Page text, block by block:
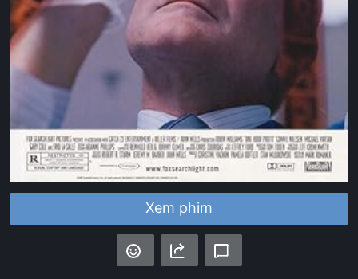
Xem phim